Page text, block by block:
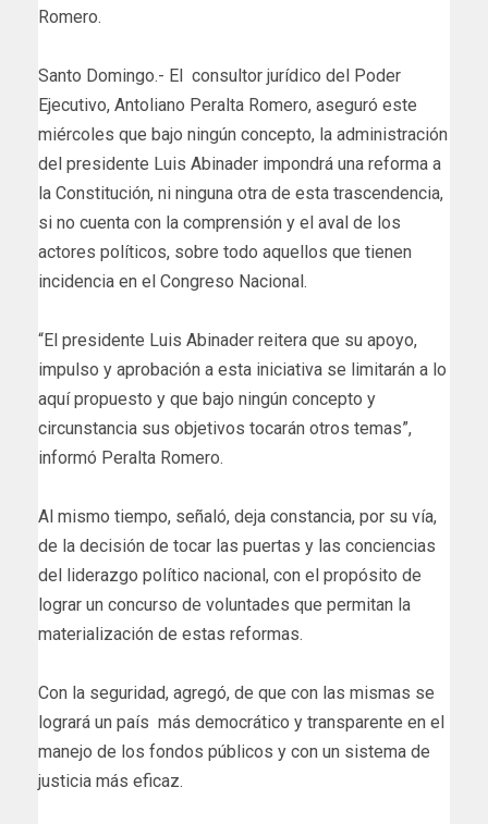
Romero.
Santo Domingo.- El consultor jurídico del Poder
Ejecutivo, Antoliano Peralta Romero, aseguró este
miércoles que bajo ningún concepto, la administración
del presidente Luis Abinader impondrá una reforma a
la Constitución, ni ninguna otra de esta trascendencia,
si no cuenta con la comprensión y el aval de los
actores políticos, sobre todo aquellos que tienen
incidencia en el Congreso Nacional.
“El presidente Luis Abinader reitera que su apoyo,
impulso y aprobación a esta iniciativa se limitarán a lo
aquí propuesto y que bajo ningún concepto y
circunstancia sus objetivos tocarán otros temas”,
informó Peralta Romero.
Al mismo tiempo, señaló, deja constancia, por su vía,
de la decisión de tocar las puertas y las conciencias
del liderazgo político nacional, con el propósito de
lograr un concurso de voluntades que permitan la
materialización de estas reformas.
Con la seguridad, agregó, de que con las mismas se
logrará un país más democrático y transparente en el
manejo de los fondos públicos y con un sistema de
justicia más eficaz.